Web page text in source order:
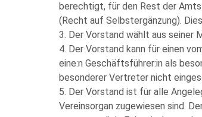
berechtigt, für den Rest der
(Recht auf Selbstergänzung).
3. Der Vorstand wählt aus seiner
4. Der Vorstand kann für einen
eine:n Geschäftsführer:in als
besonderer Vertreter nicht
5. Der Vorstand ist für alle
Vereinsorgan zugewiesen sind.